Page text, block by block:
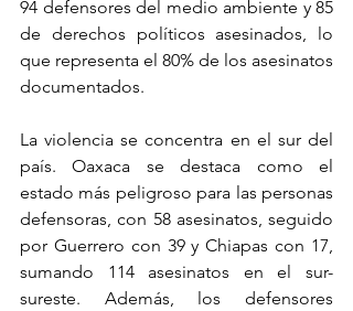
94 defensores del medio ambiente y 85
de derechos políticos asesinados, lo
que representa el 80% de los asesinatos
documentados.
La violencia se concentra en el sur del
país. Oaxaca se destaca como el
estado más peligroso para las personas
defensoras, con 58 asesinatos, seguido
por Guerrero con 39 y Chiapas con 17,
sumando 114 asesinatos en el sur-
sureste. Además, los defensores